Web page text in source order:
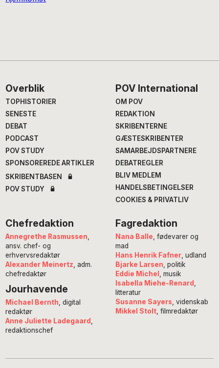
Footer
Overblik
TOPHISTORIER
SENESTE
DEBAT
PODCAST
POV STUDY
SPONSOREREDE ARTIKLER
SKRIBENTBASEN
POV STUDY
POV International
OM POV
REDAKTION
SKRIBENTERNE
GÆSTESKRIBENTER
SAMARBEJDSPARTNERE
DEBATREGLER
BLIV MEDLEM
HANDELSBETINGELSER
COOKIES & PRIVATLIV
Chefredaktion
Annegrethe Rasmussen
ansv. chef- og
erhvervsredaktør
Alexander Meinertz , adm.
chefredaktør
Jourhavende
Michael Bernth , digital
redaktør
Anne Juliette Ladegaard
redaktionschef
Fagredaktion
Nana Balle , fødevarer og
mad
Hans Henrik Fafner, udland
Bjarke Larsen , politik
Eddie Michel
, musik
Isabella Miehe-Renard
litteratur
Susanne Sayers , videnskab
Mikkel Stolt, filmredaktør